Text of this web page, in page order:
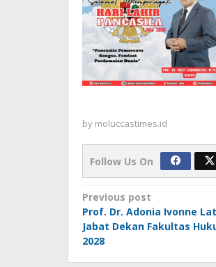
by moluccastimes.id
Follow Us On
Post
navigation
Previous post
Prof. Dr. Adonia Ivonne
Jabat Dekan Fakultas
2028